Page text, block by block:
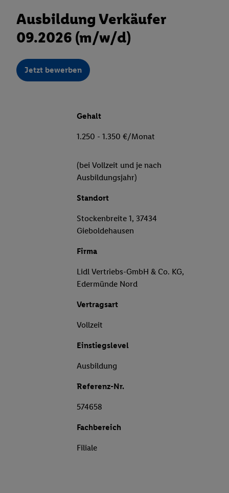
Ausbildung Verkäufer
09.2026 (m/w/d)
Jetzt bewerben
Gehalt
1.250 - 1.350 €/Monat
(bei Vollzeit und je nach
Ausbildungsjahr)
Standort
Stockenbreite 1, 37434
Gieboldehausen
Firma
Lidl Vertriebs-GmbH & Co. KG,
Edermünde Nord
Vertragsart
Vollzeit
Einstiegslevel
Ausbildung
Referenz-Nr.
574658
Fachbereich
Filiale